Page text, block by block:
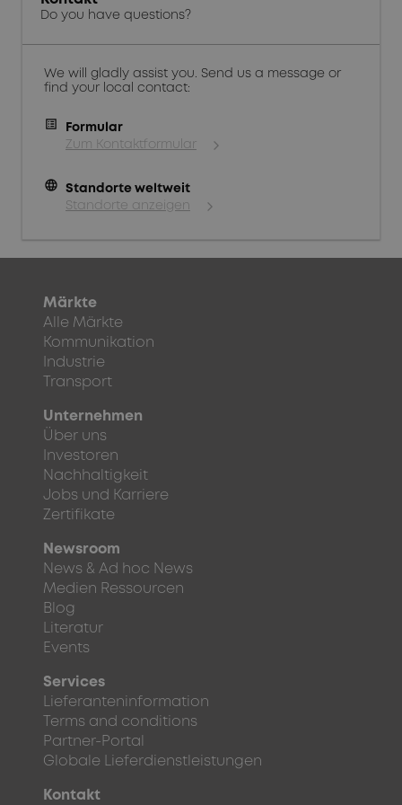
Do you have questions?
We will gladly assist you. Send us a message or
find your local contact:
Formular
Zum Kontaktformular
language
Standorte weltweit
Standorte anzeigen
Märkte
Alle Märkte
Kommunikation
Industrie
Transport
Unternehmen
Über uns
Investoren
Nachhaltigkeit
Jobs und Karriere
Zertifikate
Newsroom
News & Ad hoc News
Medien Ressourcen
Blog
Literatur
Events
Services
Lieferanteninformation
Terms and conditions
Partner-Portal
Globale Lieferdienstleistungen
Kontakt